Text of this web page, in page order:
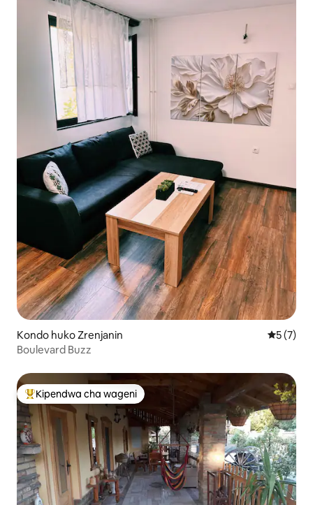
Kondo huko Zrenjanin
5 (7)
Boulevard Buzz
Kipendwa maarufu cha wageni
Kipendwa cha wageni